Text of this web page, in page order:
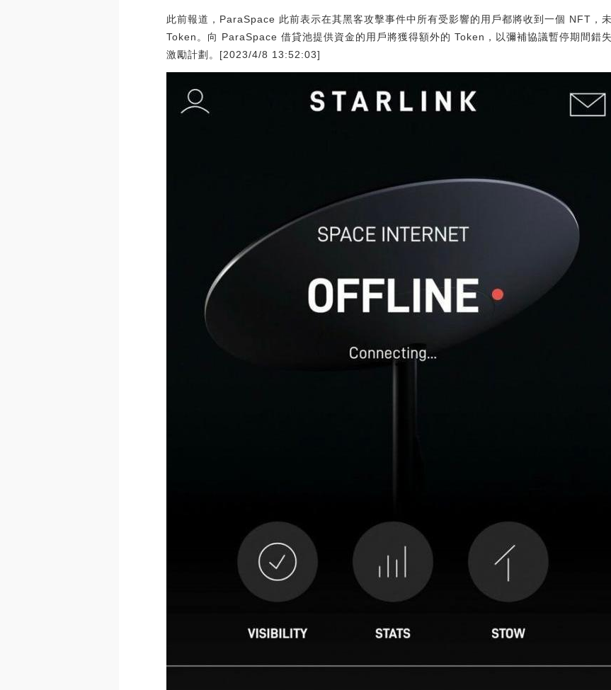
此前報道，ParaSpace 此前表示在其黑客攻擊事件中所有受影響的用戶都將收到一個 NFT，
Token。向 ParaSpace 借貸池提供資金的用戶將獲得額外的 Token，以彌補協議暫停期間錯
激勵計劃。[2023/4/8 13:52:03]